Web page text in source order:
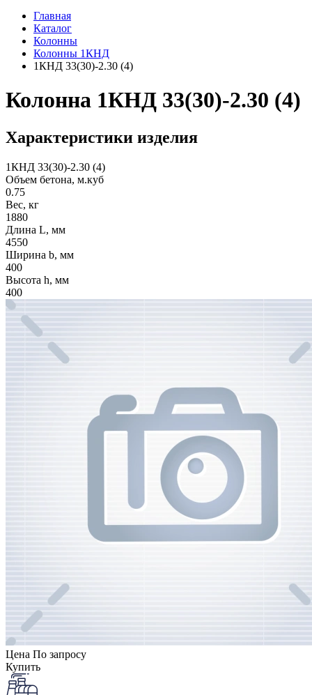
Главная
Каталог
Колонны
Колонны 1КНД
1КНД 33(30)-2.30 (4)
Колонна 1КНД 33(30)-2.30 (4)
Характеристики изделия
1КНД 33(30)-2.30 (4)
Объем бетона, м.куб
0.75
Вес, кг
1880
Длина L, мм
4550
Ширина b, мм
400
Высота h, мм
400
Цена По запросу
Купить